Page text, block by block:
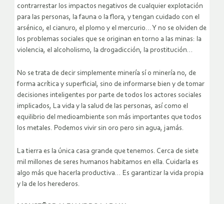
contrarrestar los impactos negativos de cualquier explotación
para las personas, la fauna o la flora, y tengan cuidado con el
arsénico, el cianuro, el plomo y el mercurio… Y no se olviden de
los problemas sociales que se originan en torno a las minas: la
violencia, el alcoholismo, la drogadicción, la prostitución…
No se trata de decir simplemente minería sí o minería no, de
forma acrítica y superficial, sino de informarse bien y de tomar
decisiones inteligentes por parte de todos los actores sociales
implicados, La vida y la salud de las personas, así como el
equilibrio del medioambiente son más importantes que todos
los metales. Podemos vivir sin oro pero sin agua, jamás.
La tierra es la única casa grande que tenemos. Cerca de siete
mil millones de seres humanos habitamos en ella. Cuidarla es
algo más que hacerla productiva… Es garantizar la vida propia
y la de los herederos.